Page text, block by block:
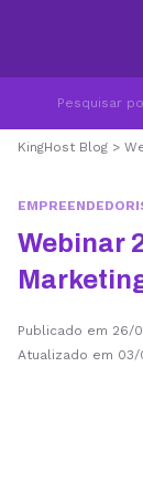
KingHost Blog >
Webinar
Publicado em 26/
Atualizado em 03/